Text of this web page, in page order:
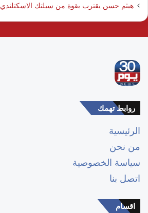
هيثم حسن يقترب بقوة من سيلتك الاسكتلندي
روابط تهمك
الرئيسية
من نحن
سياسة الخصوصية
اتصل بنا
اقسام